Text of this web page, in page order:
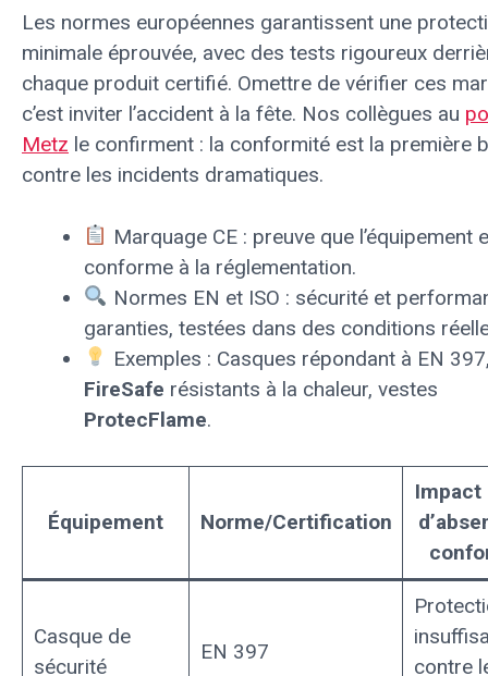
Les normes européennes garantissent une
minimale éprouvée, avec des tests rigoureux
chaque produit certifié. Omettre de vérifier ces
c’est inviter l’accident à la fête. Nos collègues au
Metz le confirment : la conformité est la première
contre les incidents dramatiques.
Marquage CE : preuve que l’équipement
conforme à la réglementation.
Normes EN et ISO : sécurité et
garanties, testées dans des conditions
Exemples : Casques répondant à EN
FireSafe résistants à la chaleur, vestes
ProtecFlame.
Équipement Norme/Certification
Impact
Casque de
sécurité
EN 397
contre